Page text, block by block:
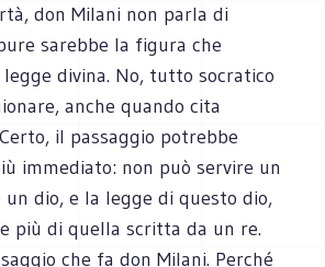
don Milani non parla di
sarebbe la figura che
divina. No, tutto socratico
anche quando cita
il passaggio potrebbe
immediato: non può servire un
un dio, e la legge di questo dio,
più di quella scritta da un re.
che fa don Milani. Perché